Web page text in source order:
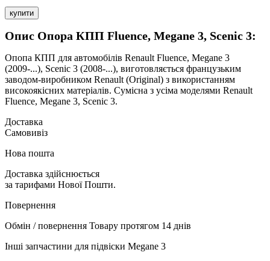
купити
Опис Опора КПП Fluence, Megane 3, Scenic 3:
Опопа КПП для автомобілів Renault Fluence, Megane 3
(2009-...), Scenic 3 (2008-...), виготовляється французьким
заводом-виробником Renault (Original) з використанням
високоякісних матеріалів. Сумісна з усіма моделями Renault
Fluence, Megane 3, Scenic 3.
Доставка
Самовивіз
Нова пошта
Доставка здійснюється
за тарифами Нової Пошти.
Повернення
Обмін / повернення Товару протягом 14 днів
Інші запчастини для підвіски Megane 3